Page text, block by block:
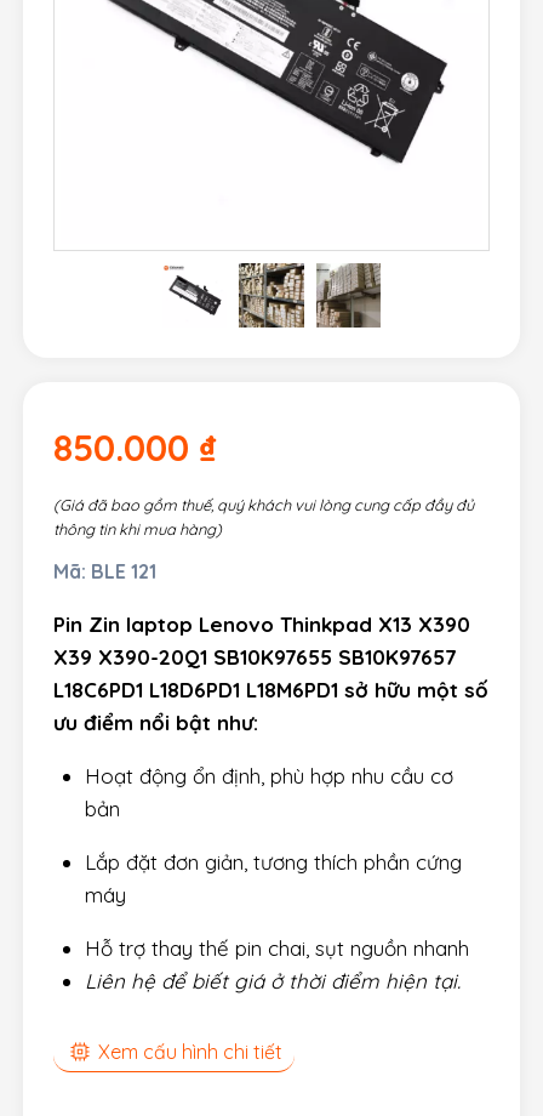
850.000 ₫
(Giá đã bao gồm thuế, quý khách vui lòng cung cấp đầy đủ
thông tin khi mua hàng)
Mã: BLE 121
Pin Zin laptop Lenovo Thinkpad X13 X390
X39 X390-20Q1 SB10K97655 SB10K97657
L18C6PD1 L18D6PD1 L18M6PD1 sở hữu một số
ưu điểm nổi bật như:
Hoạt động ổn định, phù hợp nhu cầu cơ
bản
Lắp đặt đơn giản, tương thích phần cứng
máy
Hỗ trợ thay thế pin chai, sụt nguồn nhanh
Liên hệ để biết giá ở thời điểm hiện tại.
Xem cấu hình chi tiết